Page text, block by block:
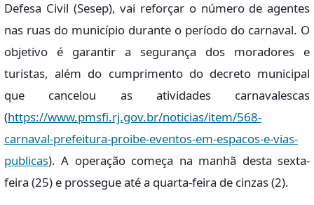
Defesa Civil (Sesep), vai reforçar o número de agentes
nas ruas do município durante o período do carnaval. O
objetivo é garantir a segurança dos moradores e
turistas, além do cumprimento do decreto municipal
que cancelou as atividades carnavalescas
(https://www.pmsfi.rj.gov.br/noticias/item/568-
carnaval-prefeitura-proibe-eventos-em-espacos-e-vias-
publicas). A operação começa na manhã desta sexta-
feira (25) e prossegue até a quarta-feira de cinzas (2).